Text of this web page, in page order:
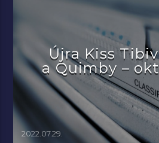
Újra Kiss
a Quimby –
2022.07.29.